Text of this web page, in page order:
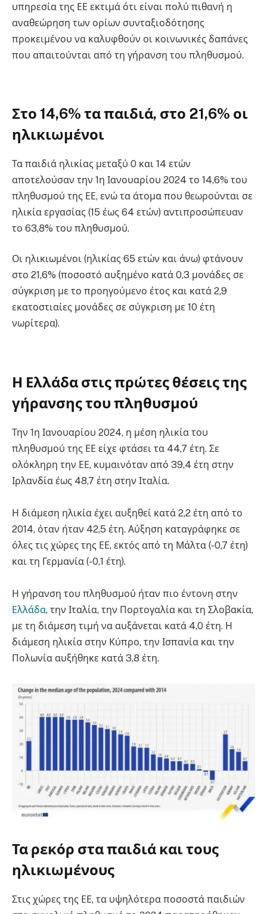
υπηρεσία της ΕΕ εκτιμά ότι είναι πολύ πιθανή η
αναθεώρηση των ορίων συνταξιοδότησης
προκειμένου να καλυφθούν οι κοινωνικές δαπάνες
που απαιτούνται από τη γήρανση του πληθυσμού.
Στο 14,6% τα παιδιά, στο 21,6% οι
ηλικιωμένοι
Τα παιδιά ηλικίας μεταξύ 0 και 14 ετών
αποτελούσαν την 1η Ιανουαρίου 2024 το 14,6% του
πληθυσμού της ΕΕ, ενώ τα άτομα που θεωρούνται σε
ηλικία εργασίας (15 έως 64 ετών) αντιπροσώπευαν
το 63,8% του πληθυσμού.
Οι ηλικιωμένοι (ηλικίας 65 ετών και άνω) φτάνουν
στο 21,6% (ποσοστό αυξημένο κατά 0,3 μονάδες σε
σύγκριση με το προηγούμενο έτος και κατά 2,9
εκατοστιαίες μονάδες σε σύγκριση με 10 έτη
νωρίτερα).
Η Ελλάδα στις πρώτες θέσεις της
γήρανσης του πληθυσμού
Την 1η Ιανουαρίου 2024, η μέση ηλικία του
πληθυσμού της ΕΕ είχε φτάσει τα 44,7 έτη. Σε
ολόκληρη την ΕΕ, κυμαινόταν από 39,4 έτη στην
Ιρλανδία έως 48,7 έτη στην Ιταλία.
Η διάμεση ηλικία έχει αυξηθεί κατά 2,2 έτη από το
2014, όταν ήταν 42,5 έτη. Αύξηση καταγράφηκε σε
όλες τις χώρες της ΕΕ, εκτός από τη Μάλτα (-0,7 έτη)
και τη Γερμανία (-0,1 έτη).
Η γήρανση του πληθυσμού ήταν πιο έντονη στην
Ελλάδα, την Ιταλία, την Πορτογαλία και τη Σλοβακία,
με τη διάμεση τιμή να αυξάνεται κατά 4,0 έτη. Η
διάμεση ηλικία στην Κύπρο, την Ισπανία και την
Πολωνία αυξήθηκε κατά 3,8 έτη.
Τα ρεκόρ στα παιδιά και τους
ηλικιωμένους
Στις χώρες της ΕΕ, τα υψηλότερα ποσοστά παιδιών